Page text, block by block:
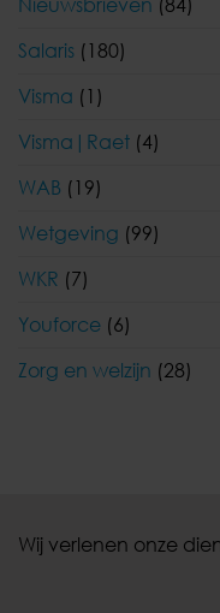
Salaris (180)
Visma (1)
Visma|Raet (4)
WAB (19)
Wetgeving (99)
WKR (7)
Youforce (6)
Zorg en welzijn (28)
Wij verlenen onze